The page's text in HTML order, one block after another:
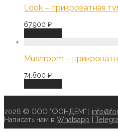
Look – прикроватная
67.900 ₽
Mushroom –
74.800 ₽
2026 © ООО "ФОНДЕМ" |
Написать нам в Whatsapp